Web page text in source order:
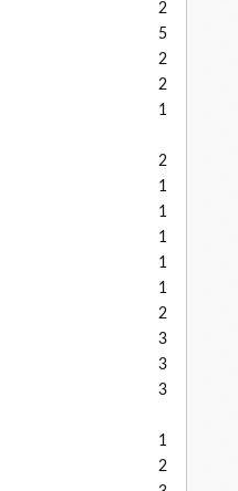
2
5
2
2
1
2
1
1
1
1
1
2
3
3
3
1
2